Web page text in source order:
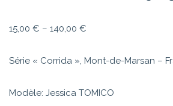
15,00 € – 140,00 €
Série « Corrida », Mont-de-Marsan –
Modèle: Jessica TOMICO